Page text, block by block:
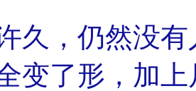
，仍然没有
变了形，加